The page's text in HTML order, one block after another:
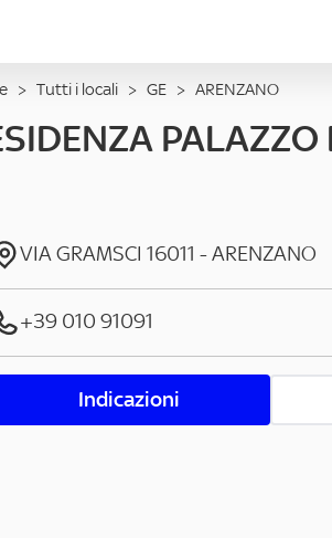
> Tutti i locali > GE > ARENZANO
PALAZZO
VIA GRAMSCI 16011 -ARENZANO
+39 010 91091
Indicazioni